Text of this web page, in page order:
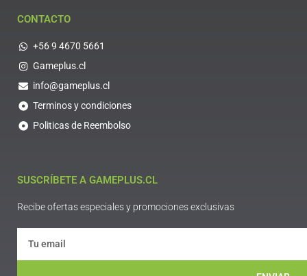
CONTACTO
+56 9 4670 5661
Gameplus.cl
info@gameplus.cl
Terminos y condiciones
Politicas de Reembolso
SUSCRÍBETE A GAMEPLUS.CL
Recibe ofertas especiales y promociones exclusivas